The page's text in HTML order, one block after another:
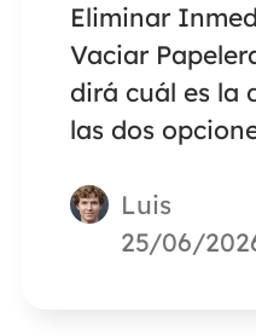
Eliminar
Vaciar
dirá cuál es la
las dos
mediante Borrar
Luis
25/06/